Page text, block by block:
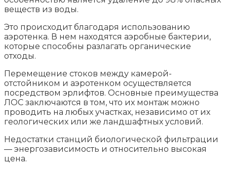
веществ из воды.
Это происходит благодаря использованию
аэротенка. В нем находятся аэробные бактерии,
которые способны разлагать органические
отходы.
Перемещение стоков между камерой-
отстойником и аэротенком осуществляется
посредством эрлифтов. Основные преимущества
ЛОС заключаются в том, что их монтаж можно
проводить на любых участках, независимо от их
геологических или же ландшафтных условий.
Недостатки станций биологической фильтрации
— энергозависимость и относительно высокая
цена.